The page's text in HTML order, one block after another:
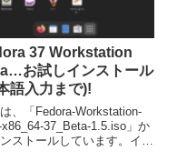
37 Workstation
お試しインストール
語入力まで)!
、「Fedora-Workstation-
x86_64-37_Beta-1.5.iso」か
ストールしています。イン